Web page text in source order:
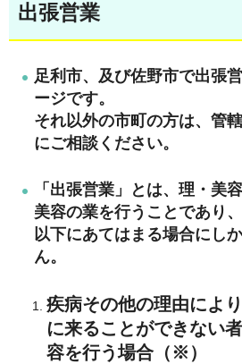
出張営業
足利市、及び佐野市で出張
ージです。
それ以外の市町の方は、管
にご相談ください。
「出張営業」とは、理・美
美容の業を行うことであり、
以下にあてはまる場合にし
ん。
疾病その他の理由によ
に来ることができない
容を行う場合（※）